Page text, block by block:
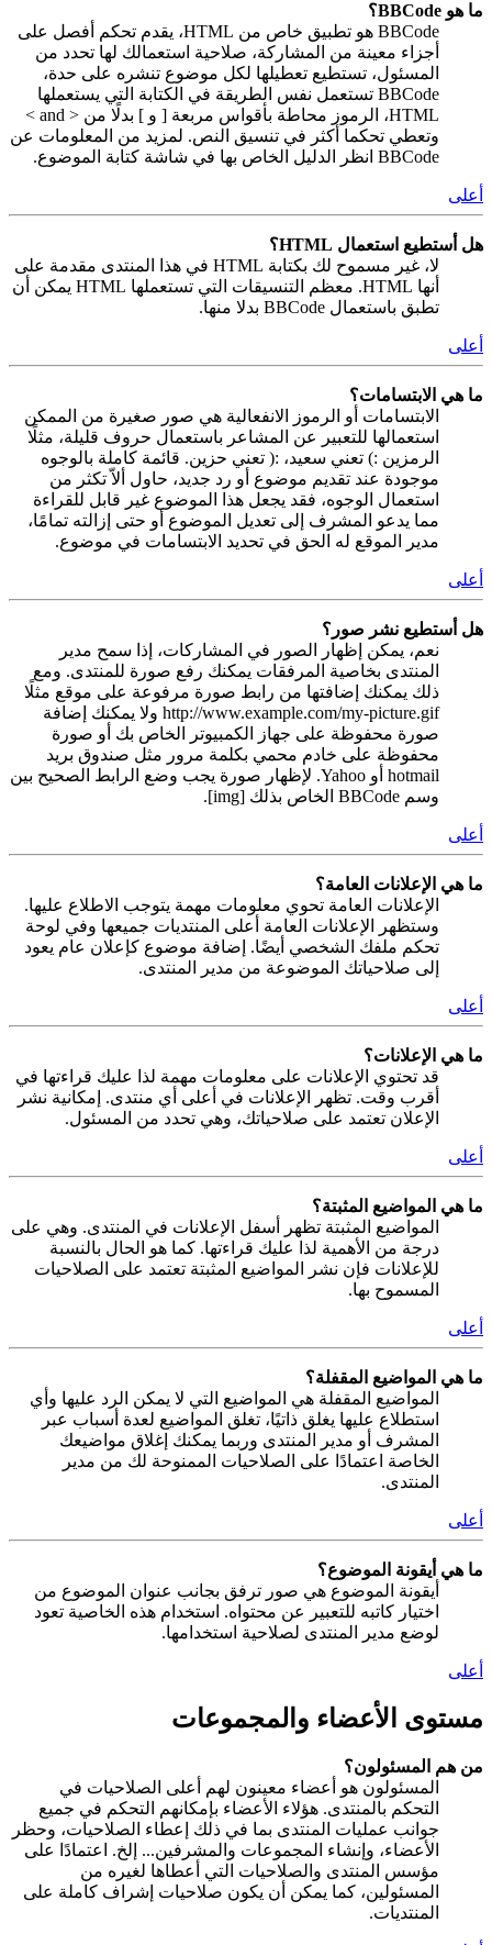
ما هو BBCode؟
BBCode هو تطبيق خاص من HTML، يقدم تحكم أفصل على
أجزاء معينة من المشاركة، صلاحية استعمالك لها تحدد من
المسئول، تستطيع تعطيلها لكل موضوع تنشره على حدة،
BBCode تستعمل نفس الطريقة في الكتابة التي يستعملها
HTML، الرموز محاطة بأقواس مربعة [ و ] بدلًا من < and >
وتعطي تحكما أكثر في تنسيق النص. لمزيد من المعلومات عن
BBCode انظر الدليل الخاص بها في شاشة كتابة الموضوع.
أعلى
هل أستطيع استعمال HTML؟
لا، غير مسموح لك بكتابة HTML في هذا المنتدى مقدمة على
أنها HTML. معظم التنسيقات التي تستعملها HTML يمكن أن
تطبق باستعمال BBCode بدلا منها.
أعلى
ما هي الابتسامات؟
الابتسامات أو الرموز الانفعالية هي صور صغيرة من الممكن
استعمالها للتعبير عن المشاعر باستعمال حروف قليلة، مثلًا
الرمزين :) تعني سعيد، :( تعني حزين. قائمة كاملة بالوجوه
موجودة عند تقديم موضوع أو رد جديد، حاول ألاّ تكثر من
استعمال الوجوه، فقد يجعل هذا الموضوع غير قابل للقراءة
مما يدعو المشرف إلى تعديل الموضوع أو حتى إزالته تمامًا،
مدير الموقع له الحق في تحديد الابتسامات في موضوع.
أعلى
هل أستطيع نشر صور؟
نعم، يمكن إظهار الصور في المشاركات، إذا سمح مدير
المنتدى بخاصية المرفقات يمكنك رفع صورة للمنتدى. ومع
ذلك يمكنك إضافتها من رابط صورة مرفوعة على موقع مثلًا
http://www.example.com/my-picture.gif ولا يمكنك إضافة
صورة محفوظة على جهاز الكمبيوتر الخاص بك أو صورة
محفوظة على خادم محمي بكلمة مرور مثل صندوق بريد
hotmail أو Yahoo. لإظهار صورة يجب وضع الرابط الصحيح بين
وسم BBCode الخاص بذلك [img].
أعلى
ما هي الإعلانات العامة؟
الإعلانات العامة تحوي معلومات مهمة يتوجب الاطلاع عليها.
وستظهر الإعلانات العامة أعلى المنتديات جميعها وفي لوحة
تحكم ملفك الشخصي أيضًا. إضافة موضوع كإعلان عام يعود
إلى صلاحياتك الموضوعة من مدير المنتدى.
أعلى
ما هي الإعلانات؟
قد تحتوي الإعلانات على معلومات مهمة لذا عليك قراءتها في
أقرب وقت. تظهر الإعلانات في أعلى أي منتدى. إمكانية نشر
الإعلان تعتمد على صلاحياتك، وهي تحدد من المسئول.
أعلى
ما هي المواضيع المثبتة؟
المواضيع المثبتة تظهر أسفل الإعلانات في المنتدى. وهي على
درجة من الأهمية لذا عليك قراءتها. كما هو الحال بالنسبة
للإعلانات فإن نشر المواضيع المثبتة تعتمد على الصلاحيات
المسموح بها.
أعلى
ما هي المواضيع المقفلة؟
المواضيع المقفلة هي المواضيع التي لا يمكن الرد عليها وأي
استطلاع عليها يغلق ذاتيًا، تغلق المواضيع لعدة أسباب عبر
المشرف أو مدير المنتدى وربما يمكنك إغلاق مواضيعك
الخاصة اعتمادًا على الصلاحيات الممنوحة لك من مدير
المنتدى.
أعلى
ما هي أيقونة الموضوع؟
أيقونة الموضوع هي صور ترفق بجانب عنوان الموضوع من
اختيار كاتبه للتعبير عن محتواه. استخدام هذه الخاصية تعود
لوضع مدير المنتدى لصلاحية استخدامها.
أعلى
مستوى الأعضاء والمجموعات
من هم المسئولون؟
المسئولون هو أعضاء معينون لهم أعلى الصلاحيات في
التحكم بالمنتدى. هؤلاء الأعضاء بإمكانهم التحكم في جميع
جوانب عمليات المنتدى بما في ذلك إعطاء الصلاحيات، وحظر
الأعضاء، وإنشاء المجموعات والمشرفين... إلخ. اعتمادًا على
مؤسس المنتدى والصلاحيات التي أعطاها لغيره من
المسئولين، كما يمكن أن يكون صلاحيات إشراف كاملة على
المنتديات.